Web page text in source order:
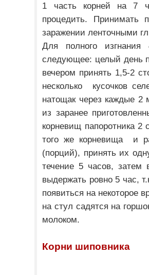
1 часть корней на 7
процедить. Принимать
заражении ленточными
Для полного изгнания
следующее: целый день
вечером принять 1,5-2
несколько кусочков
натощак через каждые 2
из заранее
корневищ папоротника 2
того же корневища и
(порций), принять их
течение 5 часов, затем
выдержать ровно 5 час,
появиться на некоторое
на стул садятся на
молоком.
Корни шиповника